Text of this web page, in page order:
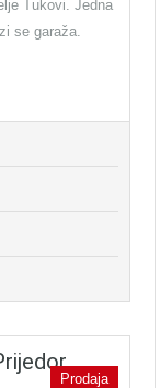
Tukovi. Jedna
se garaža.
Prodaja